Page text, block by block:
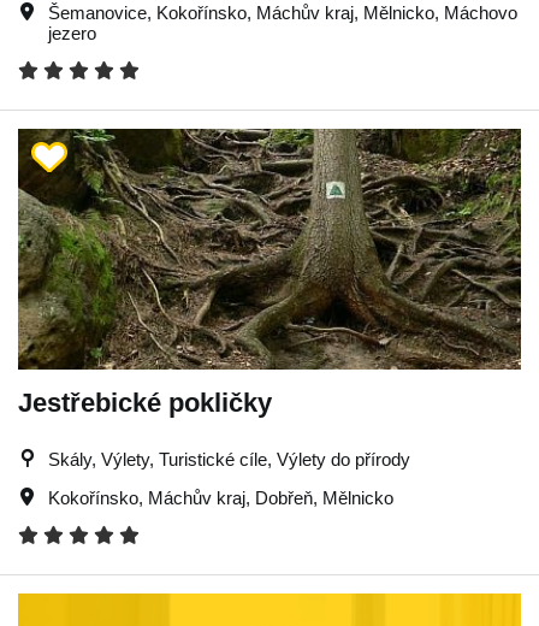
Šemanovice, Kokořínsko, Máchův kraj, Mělnicko, Máchovo
jezero
Jestřebické pokličky
Skály, Výlety, Turistické cíle, Výlety do přírody
Kokořínsko, Máchův kraj, Dobřeň, Mělnicko